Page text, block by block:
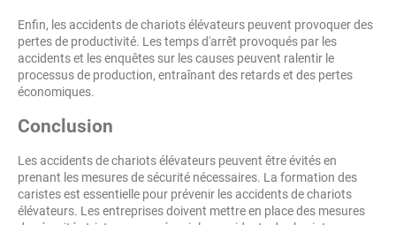
Enfin, les accidents de chariots élévateurs peuvent provoquer des
pertes de productivité. Les temps d'arrêt provoqués par les
accidents et les enquêtes sur les causes peuvent ralentir le
processus de production, entraînant des retards et des pertes
économiques.
Conclusion
Les accidents de chariots élévateurs peuvent être évités en
prenant les mesures de sécurité nécessaires. La formation des
caristes est essentielle pour prévenir les accidents de chariots
élévateurs. Les entreprises doivent mettre en place des mesures